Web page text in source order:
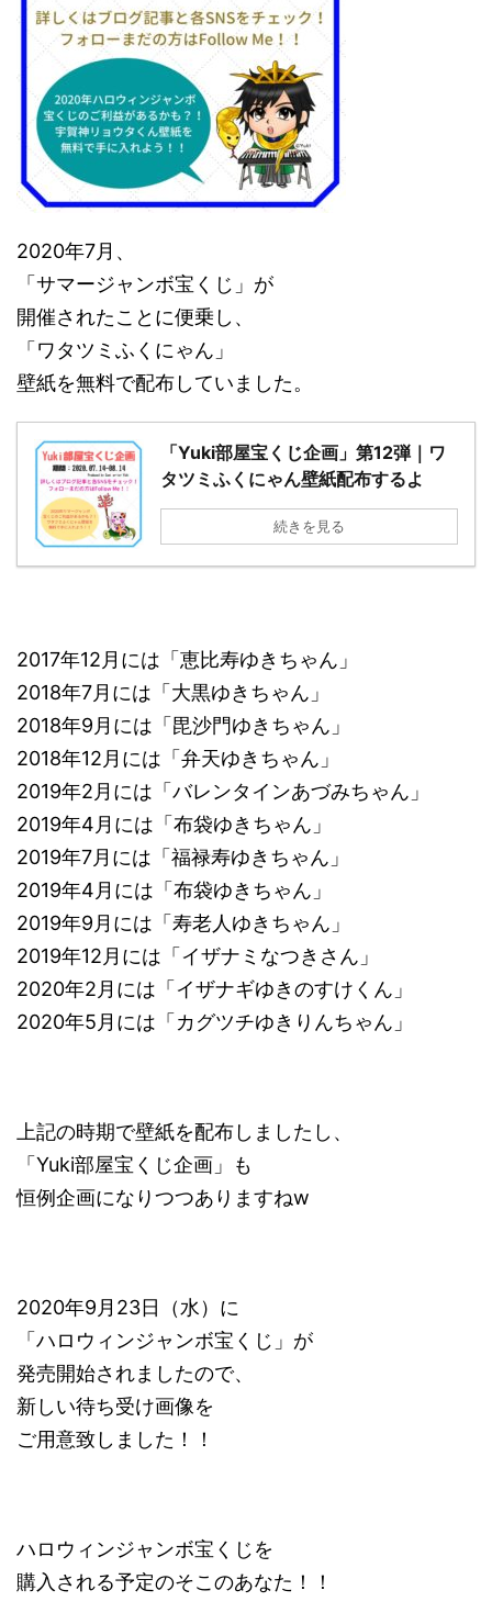
2020年7月、
「サマージャンボ宝くじ」が
開催されたことに便乗し、
「ワタツミふくにゃん」
壁紙を無料で配布していました。
「Yuki部屋宝くじ企画」第12弾｜ワ
タツミふくにゃん壁紙配布するよ
続きを見る
2017年12月には「恵比寿ゆきちゃん」
2018年7月には「大黒ゆきちゃん」
2018年9月には「毘沙門ゆきちゃん」
2018年12月には「弁天ゆきちゃん」
2019年2月には「バレンタインあづみちゃん」
2019年4月には「布袋ゆきちゃん」
2019年7月には「福禄寿ゆきちゃん」
2019年4月には「布袋ゆきちゃん」
2019年9月には「寿老人ゆきちゃん」
2019年12月には「イザナミなつきさん」
2020年2月には「イザナギゆきのすけくん」
2020年5月には「カグツチゆきりんちゃん」
上記の時期で壁紙を配布しましたし、
「Yuki部屋宝くじ企画」も
恒例企画になりつつありますねw
2020年9月23日（水）に
「ハロウィンジャンボ宝くじ」が
発売開始されましたので、
新しい待ち受け画像を
ご用意致しました！！
ハロウィンジャンボ宝くじを
購入される予定のそこのあなた！！